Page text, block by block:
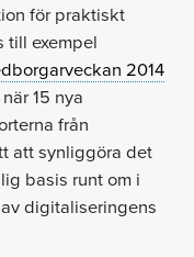
för praktiskt
till exempel
2014
när 15 nya
från
att synliggöra det
basis runt om i
digitaliseringens